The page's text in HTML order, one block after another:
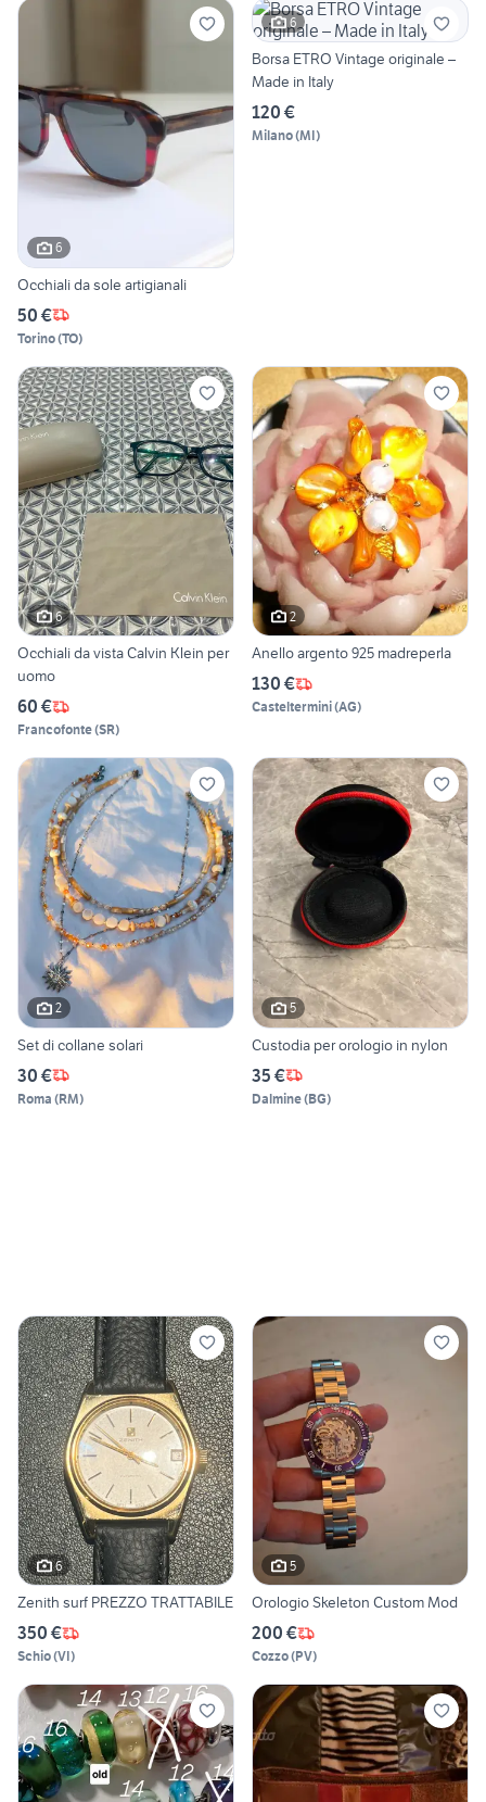
6
Occhiali da sole artigianali
50 €
Torino(TO)
6
Borsa ETRO Vintage originale –
Made in Italy
120 €
Milano(MI)
6
Occhiali da vista Calvin Klein per
uomo
60 €
Francofonte(SR)
2
Anello argento 925 madreperla
130 €
Casteltermini(AG)
2
Set di collane solari
30 €
Roma (RM)
5
Custodia per orologio in nylon
35 €
Dalmine(BG)
6
Zenith surf PREZZO TRATTABILE
350 €
Schio(VI)
5
Orologio Skeleton Custom Mod
200 €
Cozzo(PV)